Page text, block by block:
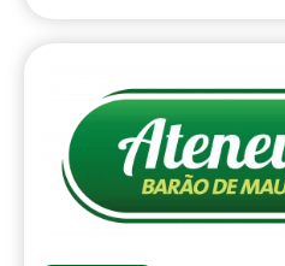
Faixas, entrega de
pipoca, algodão
brincadeiras, foram
das atrações. O
aconteceu no dia 20
novembro, no
Municipal Dr. Luís